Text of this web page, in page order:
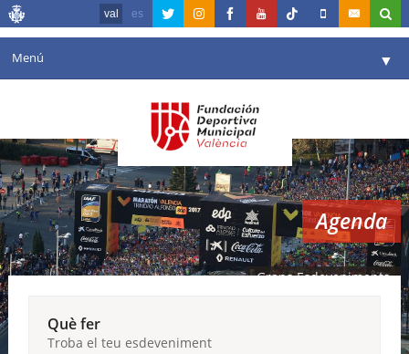
val es
Menú ▼
Agenda
Instal·lacions ▼
Comunicació ▼
València en esport ▼
Reserves
Agenda
Grans Esdeveniments
Què fer
Troba el teu esdeveniment